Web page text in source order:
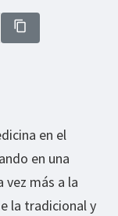
en el
en una
vez más a la
la tradicional y